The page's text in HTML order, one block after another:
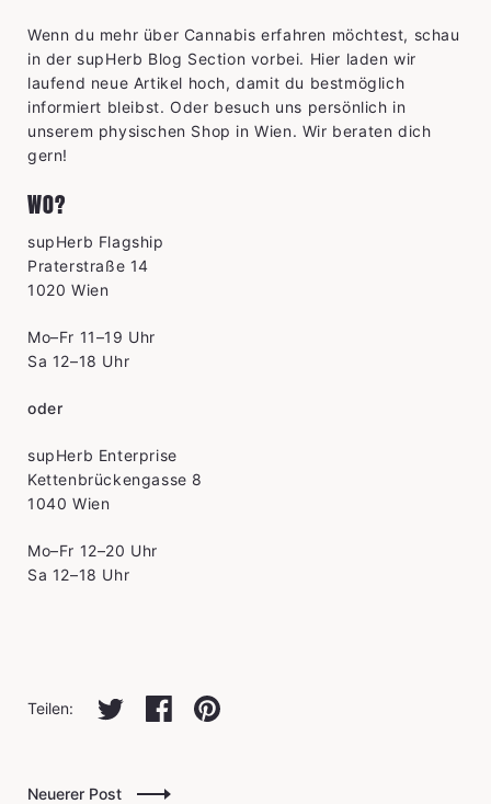
Wenn du mehr über Cannabis erfahren möchtest, schau
in der supHerb Blog Section vorbei. Hier laden wir
laufend neue Artikel hoch, damit du bestmöglich
informiert bleibst. Oder besuch uns persönlich in
unserem physischen Shop in Wien. Wir beraten dich
gern!
WO?
supHerb Flagship
Praterstraße 14
1020 Wien
Mo–Fr 11–19 Uhr
Sa 12–18 Uhr
oder
supHerb Enterprise
Kettenbrückengasse 8
1040 Wien
Mo–Fr 12–20 Uhr
Sa 12–18 Uhr
Teilen: Auf twitter teilenAuf facebook teilen
Auf pinterest teilen
Neuerer Post